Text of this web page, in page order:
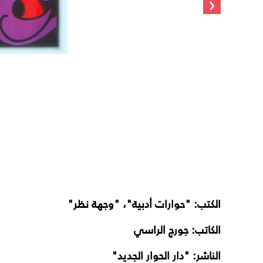
الكتب: "حوارات أدبية"، "وجهة نظر"
الكاتب: جورج الراسي
الناشر: "دار الحوار الجديد"